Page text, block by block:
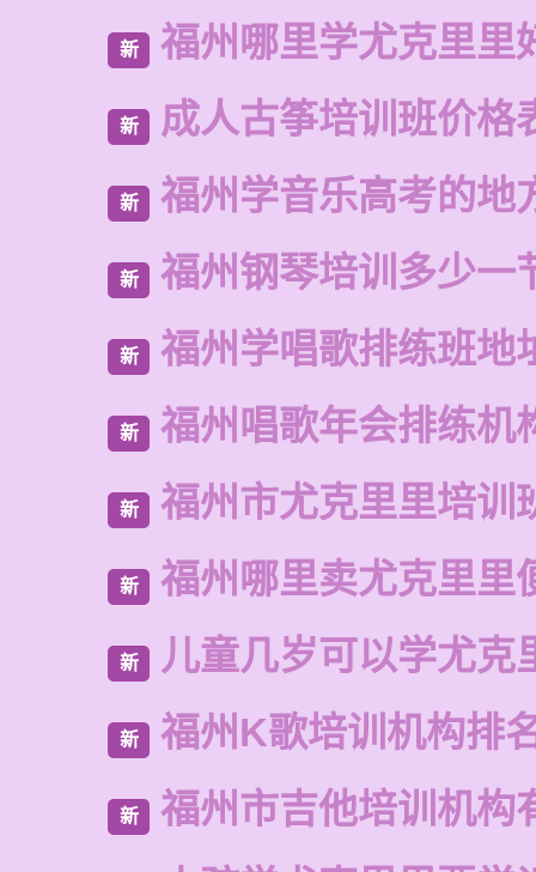
新 福州哪里学尤克里里
新 成人古筝培训班价格
新 福州学音乐高考的地
新 福州钢琴培训多少一
新 福州学唱歌排练班地
新 福州唱歌年会排练机
新 福州市尤克里里培训
新 福州哪里卖尤克里里
新 儿童几岁可以学尤克
新 福州K歌培训机构排
新
福州市吉他培训机构